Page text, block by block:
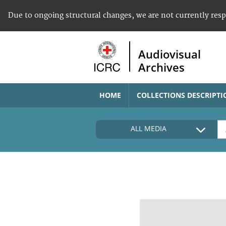
Due to ongoing structural changes, we are not currently
Audiovisual
Archives
HOME COLLECTIONS
ALL MEDIA